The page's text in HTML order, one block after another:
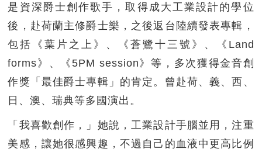
是資深爵士創作歌手，取得成大工業設計的學位
後，赴荷蘭主修爵士樂，之後返台陸續發表專輯，
包括《葉片之上》、《蒼鷺十三號》、《Land
forms》、《5PM session》等，多次獲得金音創
作獎「最佳爵士專輯」的肯定。曾赴荷、義、西、
日、澳、瑞典等多國演出。
「我喜歡創作，」她說，工業設計手腦並用，注重
美感，讓她很感興趣，不過自己的血液中更高比例